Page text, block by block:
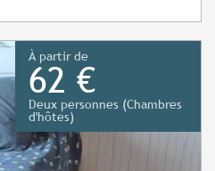
À partir de
62 €
Deux personnes (Chambres
d'hôtes)